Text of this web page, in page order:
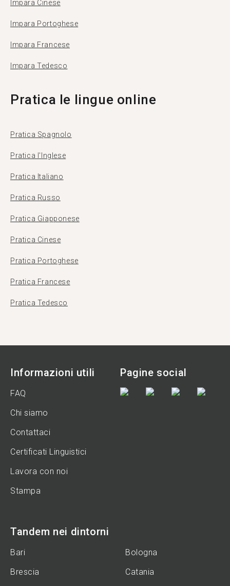
Impara Cinese
Impara Portoghese
Impara Francese
Impara Tedesco
Pratica le lingue online
Pratica Spagnolo
Pratica l'Inglese
Pratica Italiano
Pratica Russo
Pratica Giapponese
Pratica Cinese
Pratica Portoghese
Pratica Francese
Pratica Tedesco
Informazioni utili
FAQ
Chi siamo
Contattaci
Certificati Linguistici
Lavora con noi
Stampa
Pagine social
Tandem nei dintorni
Bari
Bologna
Brescia
Catania